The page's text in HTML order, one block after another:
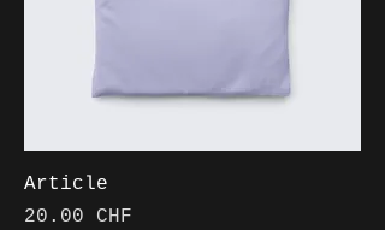
Article
Prix
20.00 CHF